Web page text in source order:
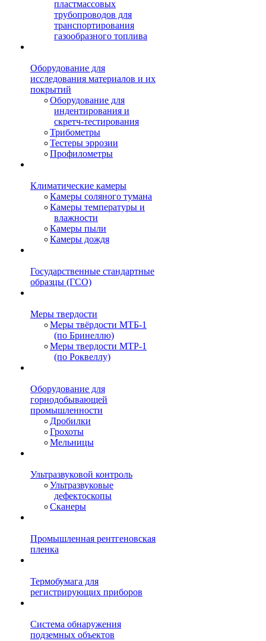
пластмассовых
трубопроводов для
транспортирования
газообразного топлива
Оборудование для
исследования материалов и их
покрытий
Оборудование для
индентирования и
скретч-тестирования
Трибометры
Тестеры эррозии
Профилометры
Климатические камеры
Камеры соляного тумана
Камеры температуры и
влажности
Камеры пыли
Камеры дождя
Государственные стандартные
образцы (ГСО)
Меры твердости
Меры твёрдости МТБ-1
(по Бринеллю)
Меры твердости МТР-1
(по Роквеллу)
Оборудование для
горнодобывающей
промышленности
Дробилки
Грохоты
Мельницы
Ультразвуковой контроль
Ультразвуковые
дефектоскопы
Сканеры
Промышленная рентгеновская
пленка
Термобумага для
регистрирующих приборов
Система обнаружения
подземных объектов